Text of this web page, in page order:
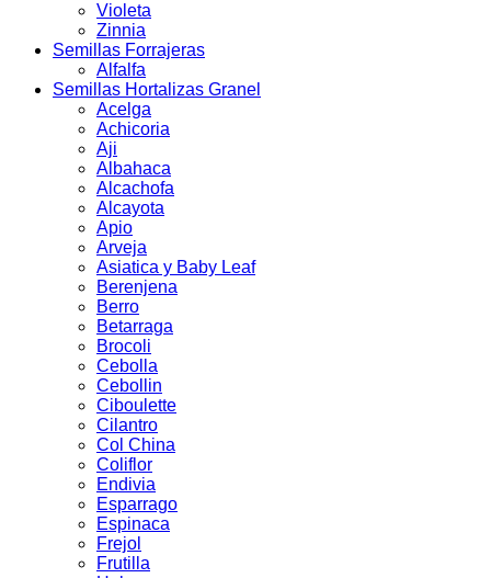
Violeta
Zinnia
Semillas Forrajeras
Alfalfa
Semillas Hortalizas Granel
Acelga
Achicoria
Aji
Albahaca
Alcachofa
Alcayota
Apio
Arveja
Asiatica y Baby Leaf
Berenjena
Berro
Betarraga
Brocoli
Cebolla
Cebollin
Ciboulette
Cilantro
Col China
Coliflor
Endivia
Esparrago
Espinaca
Frejol
Frutilla